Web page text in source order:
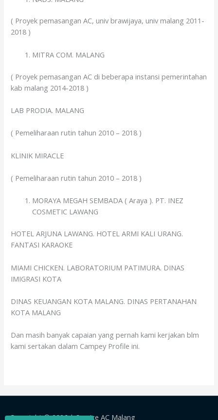
( Proyek pemasangan AC, univ brawijaya, univ malang 2011-
2018 )
MITRA COM. MALANG
( Proyek pemasangan AC di beberapa instansi pemerintahan
kab malang 2014-2018 )
LAB PRODIA. MALANG
( Pemeliharaan rutin tahun 2010 – 2018 )
KLINIK MIRACLE
( Pemeliharaan rutin tahun 2010 – 2018 )
MORAYA MEGAH SEMBADA ( Araya ). PT. INEZ
COSMETIC LAWANG
HOTEL ARJUNA LAWANG. HOTEL ARMI KALI URANG.
FANTASI KARAOKE
MIAMI CHICKEN. LABORATORIUM PATIMURA. DINAS
IMIGRASI KOTA
DINAS KEUANGAN KOTA MALANG. DINAS PERTANAHAN
KOTA MALANG
Dan masih banyak capaian yang pernah kami kerjakan blm
kami sertakan dalam Campey Profile ini.
Copyright © 2026 |Service AC Malang